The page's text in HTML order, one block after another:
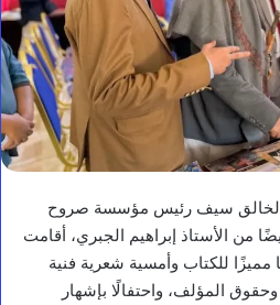
سيف رئيس مؤسسة صروح
من الأستاذ إبراهيم الجبري، أقامت
مميزًا للكتاب وأمسية شعرية فنية
المؤلف، واحتفالًا بإشهار